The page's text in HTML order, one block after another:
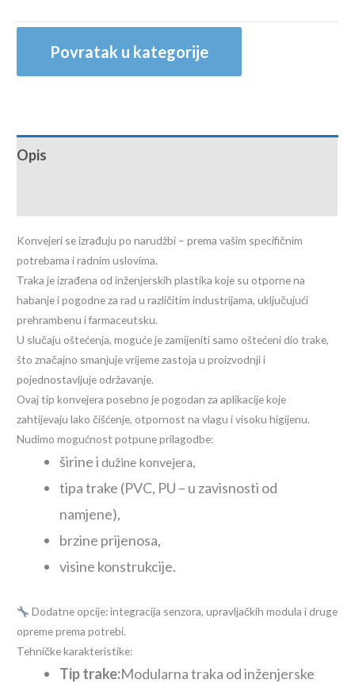
Povratak u kategorije
Opis
Konvejeri se izrađuju po narudžbi – prema vašim specifičnim
potrebama i radnim uslovima.
Traka je izrađena od inženjerskih plastika koje su otporne na
habanje i pogodne za rad u različitim industrijama, uključujući
prehrambenu i farmaceutsku.
U slučaju oštećenja, moguće je zamijeniti samo oštećeni dio trake,
što značajno smanjuje vrijeme zastoja u proizvodnji i
pojednostavljuje održavanje.
Ovaj tip konvejera posebno je pogodan za aplikacije koje
zahtijevaju lako čišćenje, otpornost na vlagu i visoku higijenu.
Nudimo mogućnost potpune prilagodbe:
širine idužine konvejera,
tipa trake (PVC, PU – u zavisnosti od
namjene),
brzine prijenosa,
visine konstrukcije.
Dodatne opcije: integracija senzora, upravljačkih modula i druge
opreme prema potrebi.
Tehničke karakteristike:
Tip trake:Modularna traka od inženjerske